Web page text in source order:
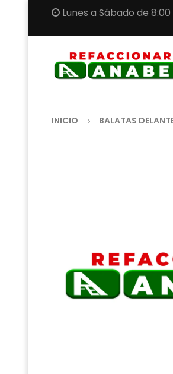
Lunes a Sábado de
INICIO BALATAS